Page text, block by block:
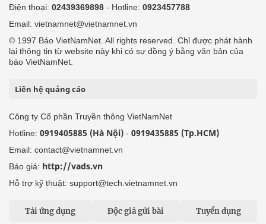
Điện thoại: 02439369898 - Hotline: 0923457788
Email: vietnamnet@vietnamnet.vn
© 1997 Báo VietNamNet. All rights reserved. Chỉ được phát hành
lại thông tin từ website này khi có sự đồng ý bằng văn bản của
báo VietNamNet.
Liên hệ quảng cáo
Công ty Cổ phần Truyền thông VietNamNet
Hotline: 0919405885 (Hà Nội) - 0919435885 (Tp.HCM)
Email: contact@vietnamnet.vn
Báo giá: http://vads.vn
Hỗ trợ kỹ thuật: support@tech.vietnamnet.vn
Tải ứng dụng Độc giả gửi bài Tuyển dụng